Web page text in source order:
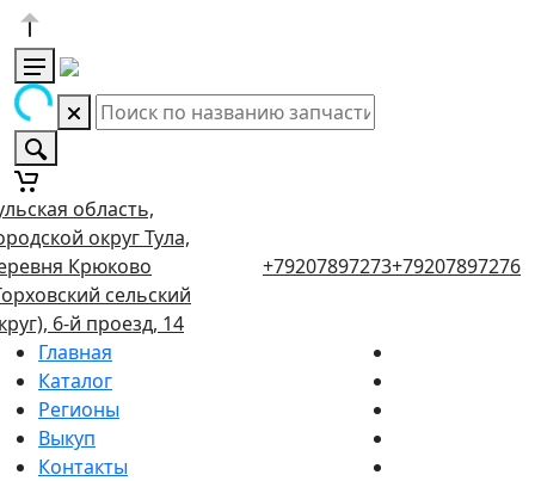
область,
округ Тула,
Крюково
сельский
6-й проезд, 14
+79207897273+79207897276
Главная
Каталог
Регионы
Выкуп
Контакты